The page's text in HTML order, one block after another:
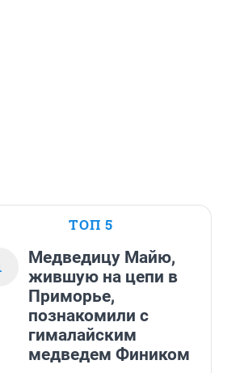
ТОП 5
Медведицу Майю,
жившую на цепи в
Приморье,
познакомили с
гималайским
медведем Фиником